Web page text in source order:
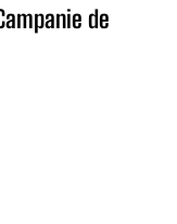
Campanie de